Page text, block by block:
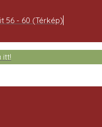
56 - 60 (Térkép)
itt!